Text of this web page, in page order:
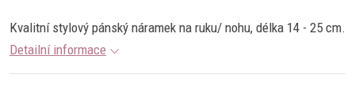
Kvalitní stylový pánský náramek na ruku/ nohu, délka 14 - 25 cm.
Detailní informace